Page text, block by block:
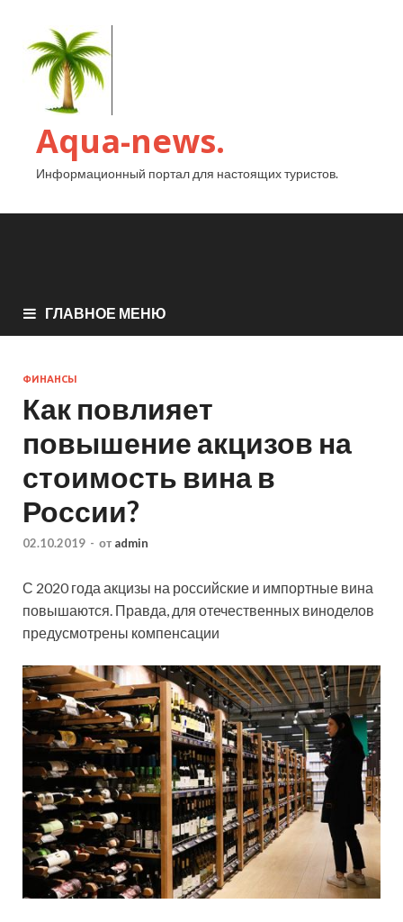
Aqua-news.
Информационный портал для настоящих туристов.
ГЛАВНОЕ МЕНЮ
ФИНАНСЫ
Как повлияет
повышение акцизов на
стоимость вина в
России?
02.10.2019 - от admin
С 2020 года акцизы на российские и импортные вина
повышаются. Правда, для отечественных виноделов
предусмотрены компенсации